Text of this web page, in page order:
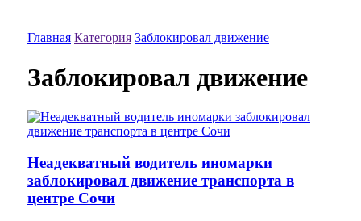
Главная Категория Заблокировал движение
Заблокировал движение
Неадекватный водитель иномарки
заблокировал движение транспорта в
центре Сочи